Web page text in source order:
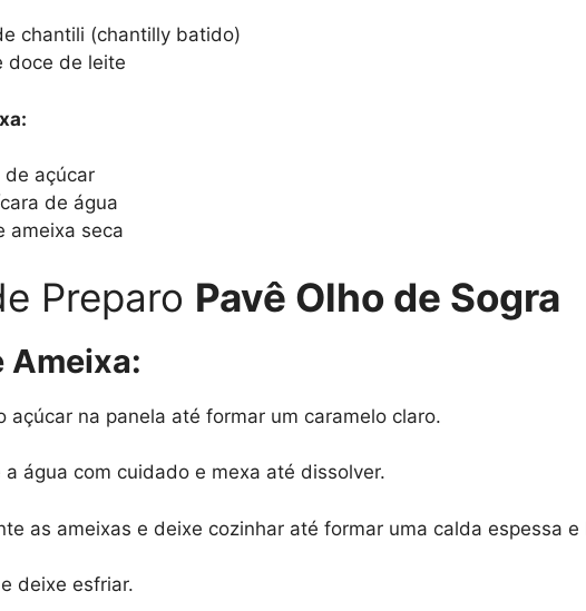
chantili (chantilly batido)
doce de leite
açúcar
de água
ameixa seca
Preparo Pavê Olho de Sogra
Ameixa:
açúcar na panela até formar um caramelo claro.
a água com cuidado e mexa até dissolver.
as ameixas e deixe cozinhar até formar uma calda espessa e
deixe esfriar.